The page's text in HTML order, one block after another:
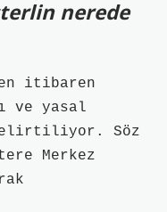
nerede
itibaren
ve yasal
belirtiliyor. Söz
Merkez